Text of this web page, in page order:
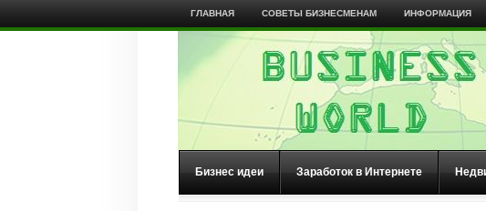
ГЛАВНАЯ СОВЕТЫ БИЗНЕСМЕНАМ ИНФОРМАЦИЯ
Бизнес идеи Заработок в Интернете